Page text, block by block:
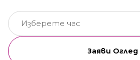
Изберете час
Заяви Оглед